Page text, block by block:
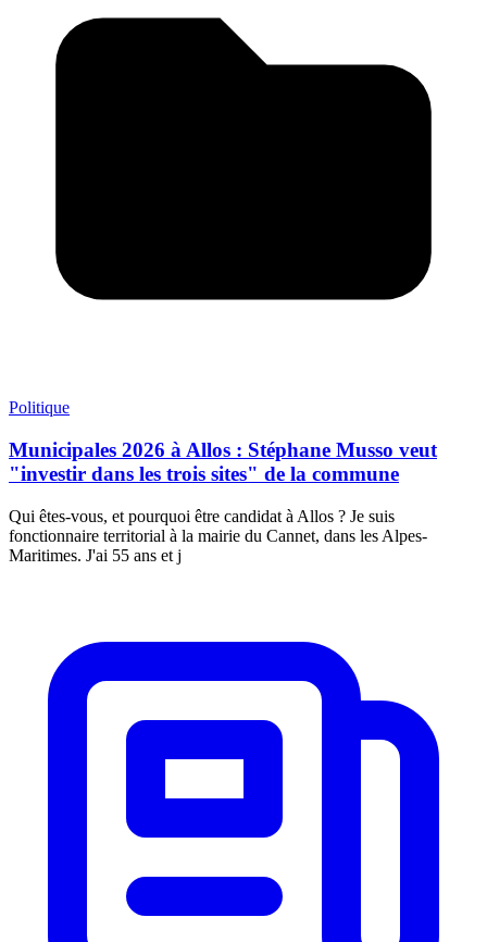
Politique
Municipales 2026 à Allos : Stéphane Musso veut
"investir dans les trois sites" de la commune
Qui êtes-vous, et pourquoi être candidat à Allos ? Je suis
fonctionnaire territorial à la mairie du Cannet, dans les Alpes-
Maritimes. J'ai 55 ans et j